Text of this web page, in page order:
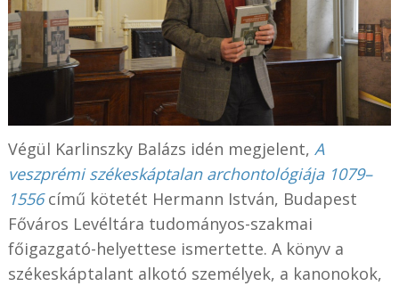
Végül Karlinszky Balázs idén megjelent, A
veszprémi székeskáptalan archontológiája 1079–
1556című kötetét Hermann István, Budapest
Főváros Levéltára tudományos-szakmai
főigazgató-helyettese ismertette. A könyv a
székeskáptalant alkotó személyek, a kanonokok,